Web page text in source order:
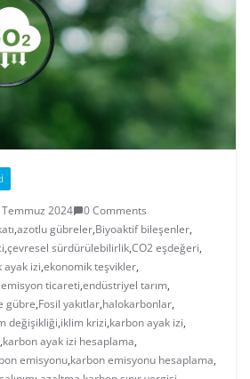
2024
0 Comments
,azotlu gübreler,Biyoaktif bileşenler,
,çevresel sürdürülebilirlik,CO2 eşdeğeri,
ayak izi,ekonomik teşvikler,
emisyon ticareti,endüstriyel tarım,
gübre,Fosil yakıtlar,halokarbonlar,
değişikliği,iklim krizi,karbon ayak izi,
,karbon ayak izi hesaplama,
emisyonu,karbon emisyonu hesaplama,